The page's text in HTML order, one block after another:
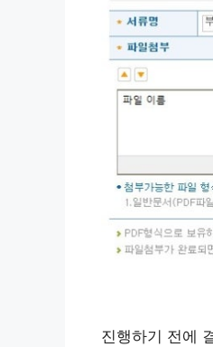
진행하기 전에